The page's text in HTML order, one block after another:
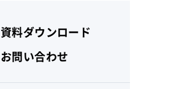
資料ダウンロード
お問い合わせ